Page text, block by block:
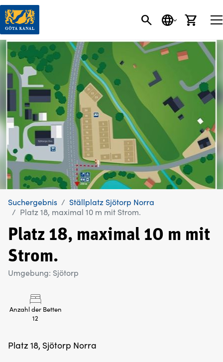
SEARCH
SPRACHE
Suchergebnis
Ställplatz Sjötorp Norra
Platz 18, maximal 10 m mit Strom.
Platz 18, maximal 10 m mit
Strom.
Umgebung: Sjötorp
Anzahl der Betten
12
Platz 18, Sjötorp Norra